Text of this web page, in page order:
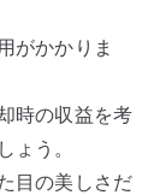
がかかりま
時の収益を考
ょう。
目の美しさだ